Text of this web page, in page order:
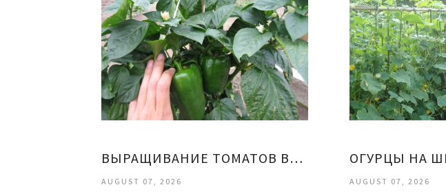
ВЫРАЩИВАНИЕ ТОМАТОВ ВИДЕО
AUGUST 07, 2026 AUGUST 07, 2026